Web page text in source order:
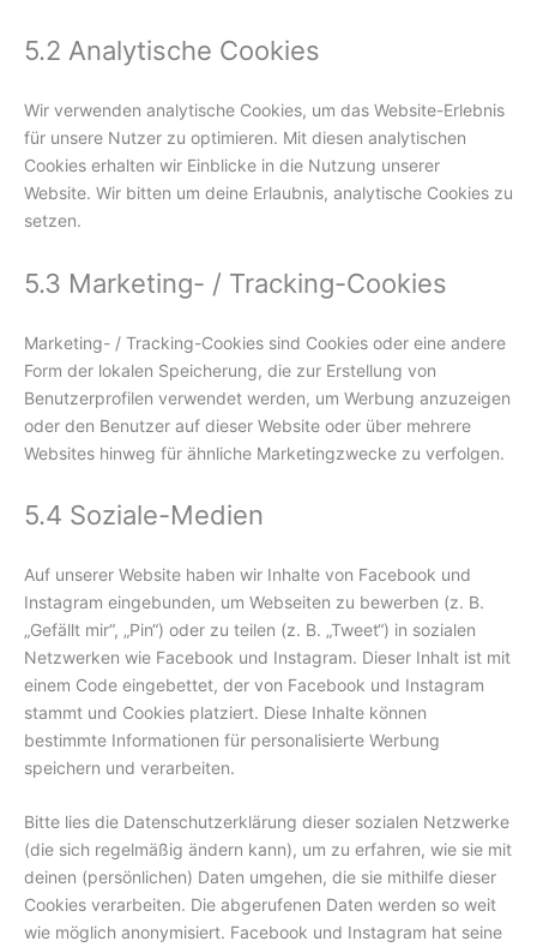
5.2 Analytische Cookies
Wir verwenden analytische Cookies, um das Website-Erlebnis
für unsere Nutzer zu optimieren. Mit diesen analytischen
Cookies erhalten wir Einblicke in die Nutzung unserer
Website. Wir bitten um deine Erlaubnis, analytische Cookies zu
setzen.
5.3 Marketing- / Tracking-Cookies
Marketing- / Tracking-Cookies sind Cookies oder eine andere
Form der lokalen Speicherung, die zur Erstellung von
Benutzerprofilen verwendet werden, um Werbung anzuzeigen
oder den Benutzer auf dieser Website oder über mehrere
Websites hinweg für ähnliche Marketingzwecke zu verfolgen.
5.4 Soziale-Medien
Auf unserer Website haben wir Inhalte von Facebook und
Instagram eingebunden, um Webseiten zu bewerben (z. B.
„Gefällt mir“, „Pin“) oder zu teilen (z. B. „Tweet“) in sozialen
Netzwerken wie Facebook und Instagram. Dieser Inhalt ist mit
einem Code eingebettet, der von Facebook und Instagram
stammt und Cookies platziert. Diese Inhalte können
bestimmte Informationen für personalisierte Werbung
speichern und verarbeiten.
Bitte lies die Datenschutzerklärung dieser sozialen Netzwerke
(die sich regelmäßig ändern kann), um zu erfahren, wie sie mit
deinen (persönlichen) Daten umgehen, die sie mithilfe dieser
Cookies verarbeiten. Die abgerufenen Daten werden so weit
wie möglich anonymisiert. Facebook und Instagram hat seine